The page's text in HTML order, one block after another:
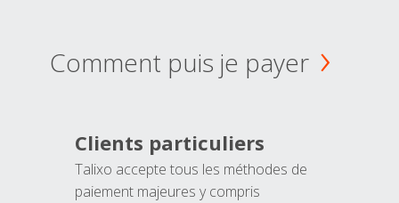
Comment puis je payer
Clients particuliers
Talixo accepte tous les méthodes de
paiement majeures y compris